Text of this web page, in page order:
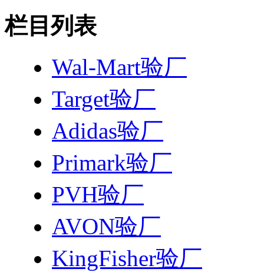
栏目列表
Wal-Mart验厂
Target验厂
Adidas验厂
Primark验厂
PVH验厂
AVON验厂
KingFisher验厂